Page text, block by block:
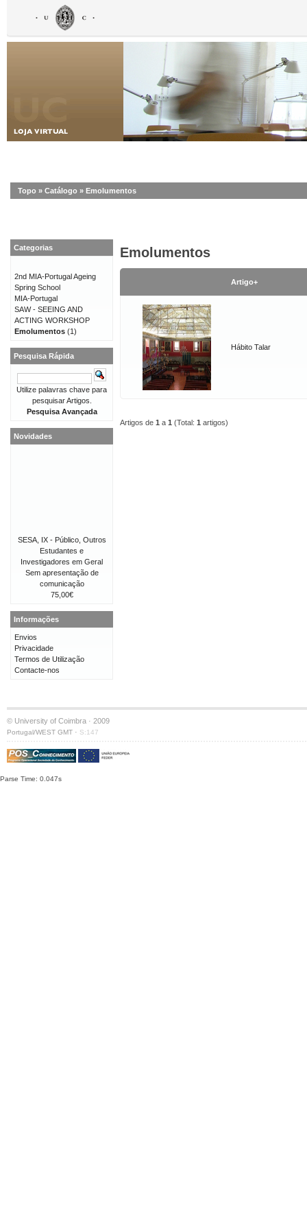
Topo » Catálogo » Emolumentos
Emolumentos
Artigo+
Hábito Talar
Artigos de 1 a 1 (Total: 1 artigos)
Categorias
2nd MIA-Portugal Ageing
Spring School
MIA-Portugal
SAW - SEEING AND
ACTING WORKSHOP
Emolumentos (1)
Pesquisa Rápida
Utilize palavras chave para
pesquisar Artigos.
Pesquisa Avançada
Novidades
SESA, IX - Público, Outros
Estudantes e
Investigadores em Geral
Sem apresentação de
comunicação
75,00€
Informações
Envios
Privacidade
Termos de Utilização
Contacte-nos
© University of Coimbra · 2009
Portugal/WEST GMT · S:147
Parse Time: 0.047s